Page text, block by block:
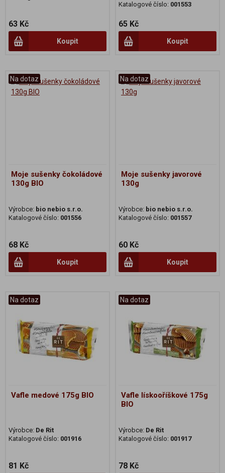
63 Kč
Koupit
Katalogové číslo: 001553
65 Kč
Koupit
Na dotaz
Moje sušenky čokoládové
130g BIO
Výrobce: bio nebio s.r.o.
Katalogové číslo: 001556
68 Kč
Koupit
Na dotaz
Moje sušenky javorové
130g
Výrobce: bio nebio s.r.o.
Katalogové číslo: 001557
60 Kč
Koupit
Na dotaz
Vafle medové 175g BIO
Výrobce: De Rit
Katalogové číslo: 001916
81 Kč
Na dotaz
Vafle lískooříškové 175g
BIO
Výrobce: De Rit
Katalogové číslo: 001917
78 Kč